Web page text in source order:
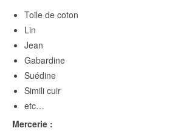
Toile de coton
Lin
Jean
Gabardine
Suédine
Simili cuir
etc…
Mercerie :